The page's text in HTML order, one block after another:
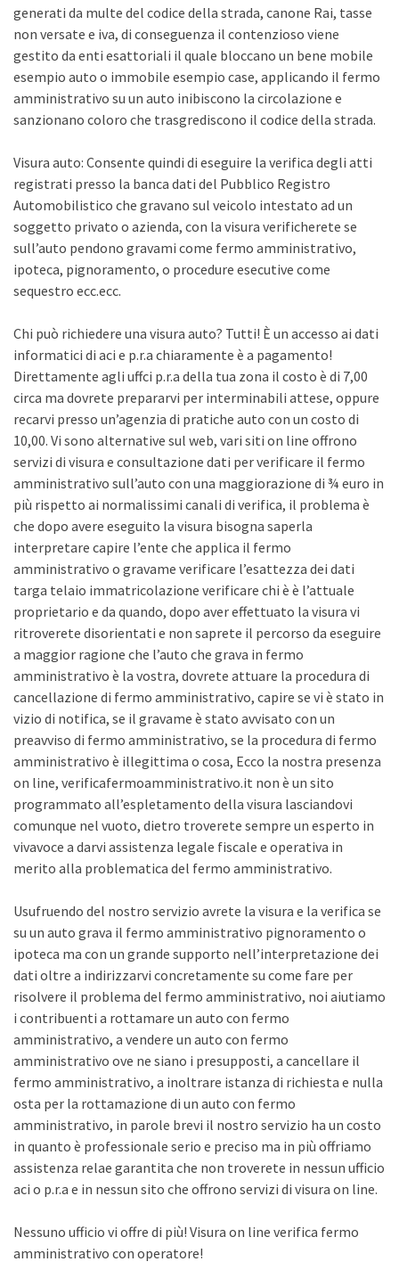
generati da multe del codice della strada, canone Rai, tasse
non versate e iva, di conseguenza il contenzioso viene
gestito da enti esattoriali il quale bloccano un bene mobile
esempio auto o immobile esempio case, applicando il fermo
amministrativo su un auto inibiscono la circolazione e
sanzionano coloro che trasgrediscono il codice della strada.
Visura auto: Consente quindi di eseguire la verifica degli atti
registrati presso la banca dati del Pubblico Registro
Automobilistico che gravano sul veicolo intestato ad un
soggetto privato o azienda, con la visura verificherete se
sull’auto pendono gravami come fermo amministrativo,
ipoteca, pignoramento, o procedure esecutive come
sequestro ecc.ecc.
Chi può richiedere una visura auto? Tutti! È un accesso ai dati
informatici di aci e p.r.a chiaramente è a pagamento!
Direttamente agli uffci p.r.a della tua zona il costo è di 7,00
circa ma dovrete prepararvi per interminabili attese, oppure
recarvi presso un’agenzia di pratiche auto con un costo di
10,00. Vi sono alternative sul web, vari siti on line offrono
servizi di visura e consultazione dati per verificare il fermo
amministrativo sull’auto con una maggiorazione di ¾ euro in
più rispetto ai normalissimi canali di verifica, il problema è
che dopo avere eseguito la visura bisogna saperla
interpretare capire l’ente che applica il fermo
amministrativo o gravame verificare l’esattezza dei dati
targa telaio immatricolazione verificare chi è è l’attuale
proprietario e da quando, dopo aver effettuato la visura vi
ritroverete disorientati e non saprete il percorso da eseguire
a maggior ragione che l’auto che grava in fermo
amministrativo è la vostra, dovrete attuare la procedura di
cancellazione di fermo amministrativo, capire se vi è stato in
vizio di notifica, se il gravame è stato avvisato con un
preavviso di fermo amministrativo, se la procedura di fermo
amministrativo è illegittima o cosa, Ecco la nostra presenza
on line, verificafermoamministrativo.it non è un sito
programmato all’espletamento della visura lasciandovi
comunque nel vuoto, dietro troverete sempre un esperto in
vivavoce a darvi assistenza legale fiscale e operativa in
merito alla problematica del fermo amministrativo.
Usufruendo del nostro servizio avrete la visura e la verifica se
su un auto grava il fermo amministrativo pignoramento o
ipoteca ma con un grande supporto nell’interpretazione dei
dati oltre a indirizzarvi concretamente su come fare per
risolvere il problema del fermo amministrativo, noi aiutiamo
i contribuenti a rottamare un auto con fermo
amministrativo, a vendere un auto con fermo
amministrativo ove ne siano i presupposti, a cancellare il
fermo amministrativo, a inoltrare istanza di richiesta e nulla
osta per la rottamazione di un auto con fermo
amministrativo, in parole brevi il nostro servizio ha un costo
in quanto è professionale serio e preciso ma in più offriamo
assistenza relae garantita che non troverete in nessun ufficio
aci o p.r.a e in nessun sito che offrono servizi di visura on line.
Nessuno ufficio vi offre di più! Visura on line verifica fermo
amministrativo con operatore!